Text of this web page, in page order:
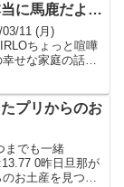
に馬鹿だよな
11 (月)
ちょっと喧嘩
せな家庭の話を
プリからのお
までも一緒
0昨日旦那が
お土産を見つけ